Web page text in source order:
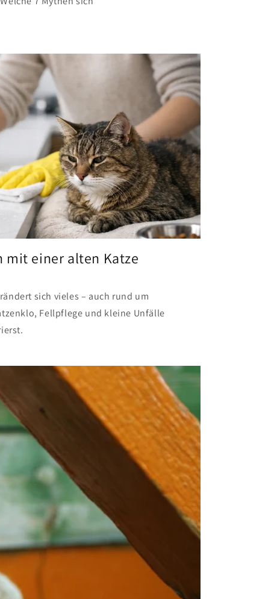
mit einer alten Katze
sich vieles – auch rund um
Fellpflege und kleine Unfälle